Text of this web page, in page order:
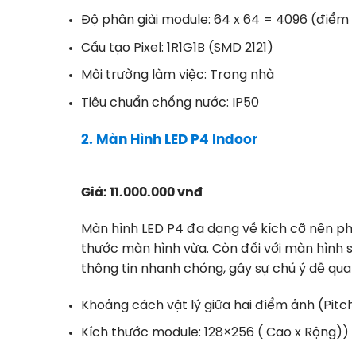
Độ phân giải module: 64 x 64 = 4096
Cấu tạo Pixel: 1R1G1B (SMD 2121)
Môi trường làm việc: Trong nhà
Tiêu chuẩn chống nước: IP50
2. Màn Hình LED P4 Indoor
Giá: 11.000.000 vnđ
Màn hình LED P4 đa dạng về kích cỡ nên
thước màn hình vừa. Còn đối với màn hình
thông tin nhanh chóng, gây sự chú ý dễ
Khoảng cách vật lý giữa hai điểm ảnh
Kích thước module: 128×256 ( Cao x Rộng))